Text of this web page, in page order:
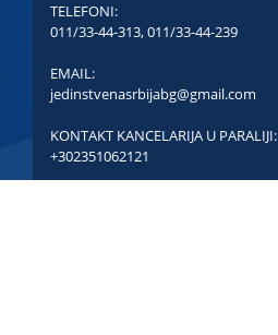
TELEFONI:
011/33-44-313,011/33-44-239
EMAIL:
jedinstvenasrbijabg@gmail.com
KONTAKT KANCELARIJA U PARALIJI:
+302351062121